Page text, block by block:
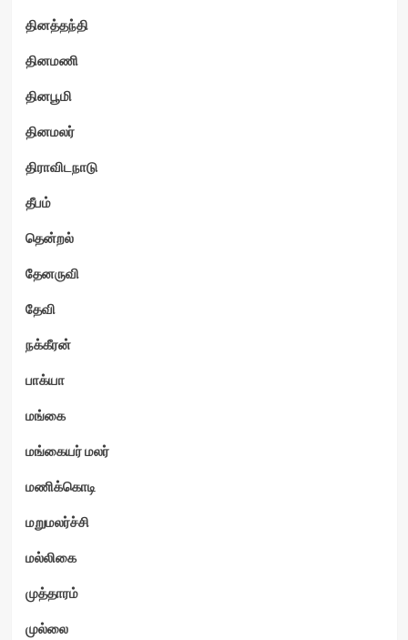
தினத்தந்தி
தினமணி
தினபூமி
தினமலர்
திராவிடநாடு
தீபம்
தென்றல்
தேனருவி
தேவி
நக்கீரன்
பாக்யா
மங்கை
மங்கையர் மலர்
மணிக்கொடி
மறுமலர்ச்சி
மல்லிகை
முத்தாரம்
முல்லை